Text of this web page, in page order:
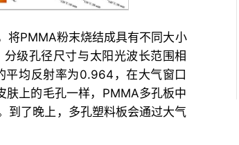
将PMMA粉末烧结成具有不同大小
级孔径尺寸与太阳光波长范围相
均反射率为0.964，在大气窗口
上的毛孔一样，PMMA多孔板中
到了晚上，多孔塑料板会通过大气